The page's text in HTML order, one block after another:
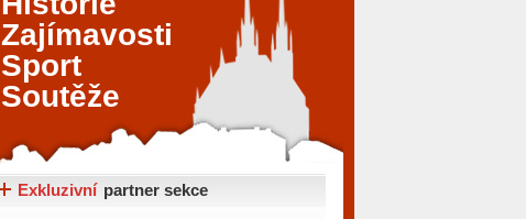
Zajímavosti
Sport
Soutěže
Exkluzivní partner sekce